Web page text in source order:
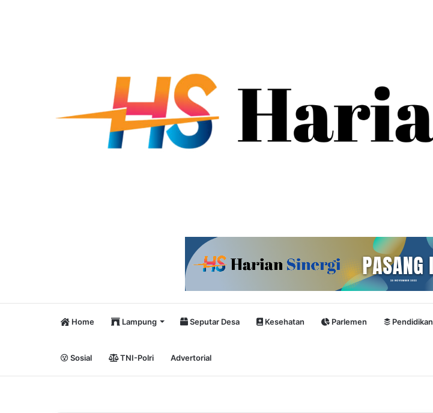
Home Lampung Seputar Desa Kesehatan Parlemen Pendidikan
Sosial TNI-Polri Advertorial